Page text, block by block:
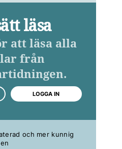
läsa
att läsa alla
från
LOGGA IN
och mer kunnig